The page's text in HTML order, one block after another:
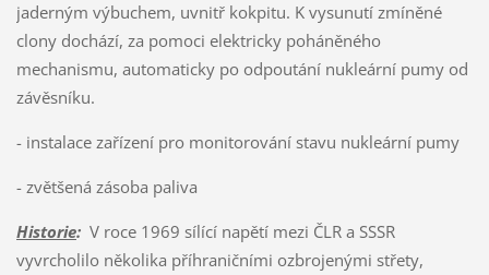
jaderným výbuchem, uvnitř kokpitu. K vysunutí zmíněné
clony dochází, za pomoci elektricky poháněného
mechanismu, automaticky po odpoutání nukleární pumy od
závěsníku.
- instalace zařízení pro monitorování stavu nukleární pumy
- zvětšená zásoba paliva
Historie:V roce 1969 sílící napětí mezi ČLR a SSSR
vyvrcholilo několika příhraničními ozbrojenými střety,